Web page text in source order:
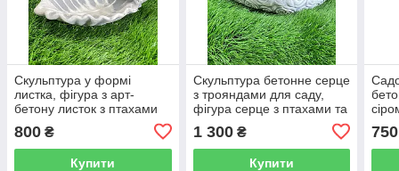
Скульптура у формі
листка, фігура з арт-
бетону листок з птахами
800 ₴
Купити
Скульптура бетонне серце
з трояндами для саду,
фігура серце з птахами та
кольору ручного розпису
1 300₴
Купити
750